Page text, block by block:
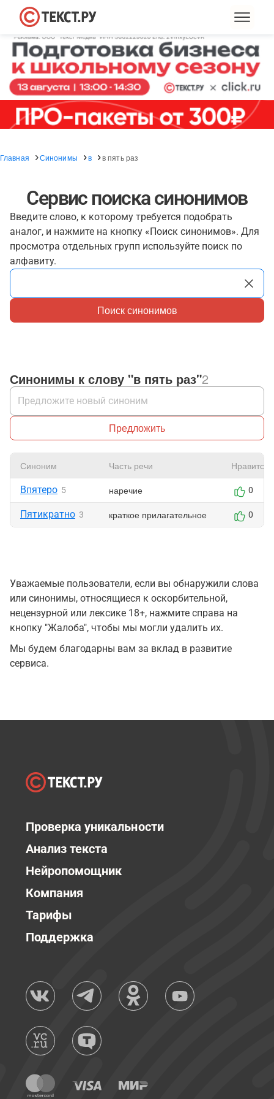
Главная Синонимы в в пять раз
Сервис поиска синонимов
Введите слово, к которому требуется подобрать
аналог, и нажмите на кнопку «Поиск синонимов». Для
просмотра отдельных групп используйте поиск по
алфавиту.
Поиск синонимов
Синонимы к слову "в пять раз"2
Предложить
Синоним Часть речи Нравится
Впятеро 5 наречие 0
Пятикратно 3 краткое прилагательное 0
Уважаемые пользователи, если вы обнаружили слова
или синонимы, относящиеся к оскорбительной,
нецензурной или лексике 18+, нажмите справа на
кнопку "Жалоба", чтобы мы могли удалить их.
Мы будем благодарны вам за вклад в развитие
сервиса.
Проверка уникальности
Анализ текста
Нейропомощник
Компания
Тарифы
Поддержка